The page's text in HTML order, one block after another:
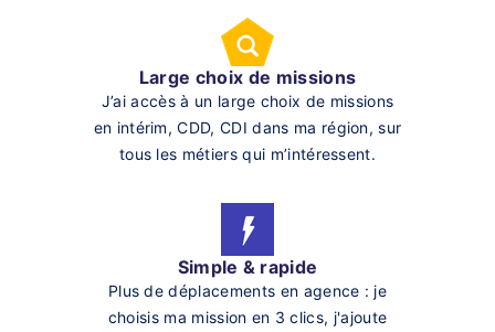
Large choix de missions
J’ai accès à un large choix de missions
en intérim, CDD, CDI dans ma région, sur
tous les métiers qui m’intéressent.
Simple & rapide
Plus de déplacements en agence : je
choisis ma mission en 3 clics, j'ajoute